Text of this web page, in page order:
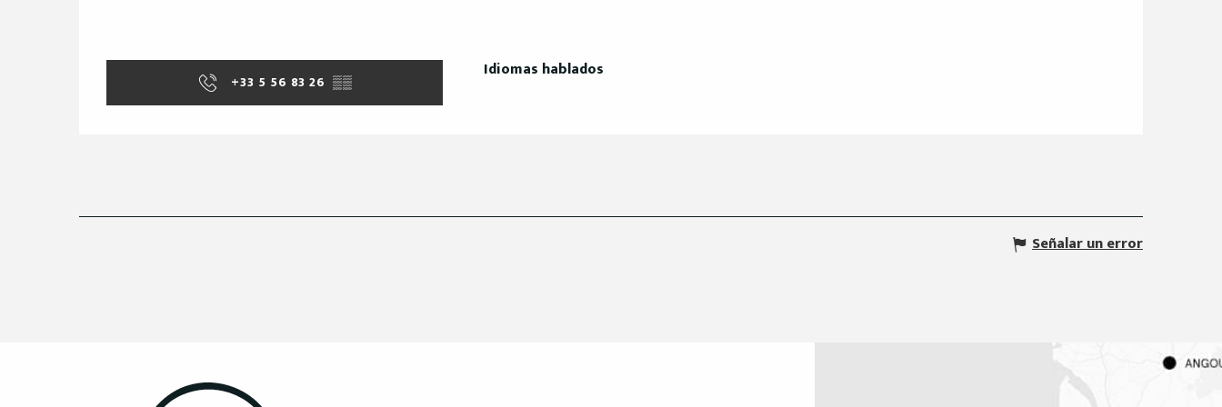
+33 5 56 83 26 ▒▒
Idiomas hablados
Idiomas hablados
Señalar un error